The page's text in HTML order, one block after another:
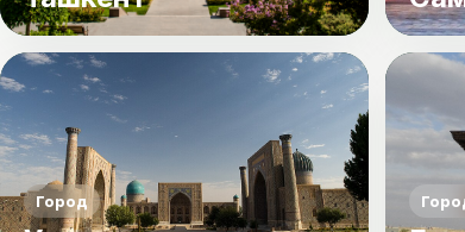
Город